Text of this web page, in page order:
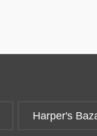
Harper's